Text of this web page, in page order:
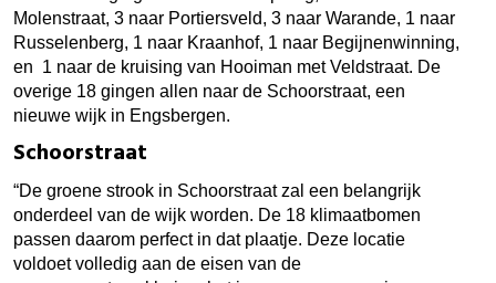
Molenstraat, 3 naar Portiersveld, 3 naar Warande, 1 naar
Russelenberg, 1 naar Kraanhof, 1 naar Begijnenwinning,
en 1 naar de kruising van Hooiman met Veldstraat. De
overige 18 gingen allen naar de Schoorstraat, een
nieuwe wijk in Engsbergen.
Schoorstraat
“De groene strook in Schoorstraat zal een belangrijk
onderdeel van de wijk worden. De 18 klimaatbomen
passen daarom perfect in dat plaatje. Deze locatie
voldoet volledig aan de eisen van de